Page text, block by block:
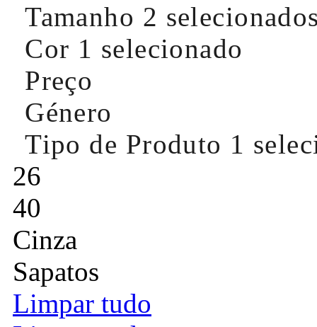
Tamanho 2
Cor 1 selecionado
Preço
Género
Tipo de Produto 1
26
40
Cinza
Sapatos
Limpar tudo